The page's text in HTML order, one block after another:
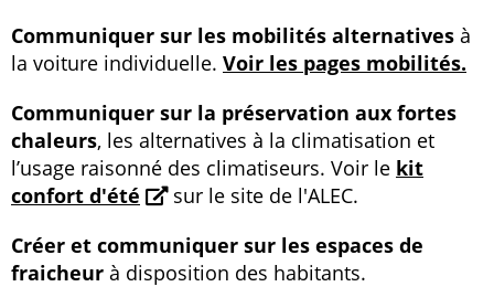
Communiquer sur les mobilités alternatives à
la voiture individuelle. Voir les pages mobilités.
Communiquer sur la préservation aux fortes
chaleurs, les alternatives à la climatisation et
l’usage raisonné des climatiseurs. Voir le kit
confort d'été
sur le site de l'ALEC.
Créer et communiquer sur les espaces de
fraicheur à disposition des habitants.